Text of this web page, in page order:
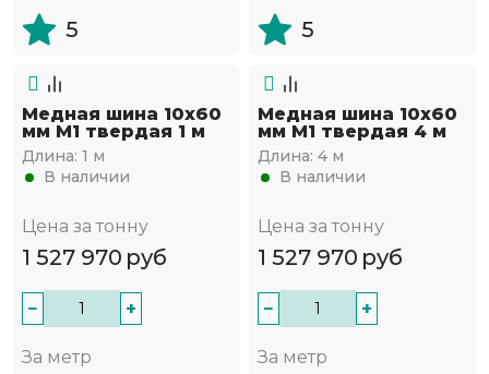
5 5
Медная шина 10х60
мм М1 твердая 1 м
Длина: 1 м
В наличии
Цена за тонну
1 527 970 руб
− +
За метр
Медная шина 10х60
мм М1 твердая 4 м
Длина: 4 м
В наличии
Цена за тонну
1 527 970 руб
− +
За метр